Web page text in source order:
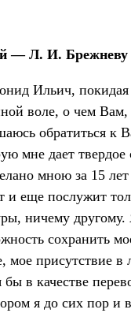
— Л. И. Брежневу
Ильич,
воле, о чем
обратиться к
мне дает твердое
мною за 15
и еще послужит
ничему
сохранить
мое присутствие в
бы в качестве
я до сих пор и